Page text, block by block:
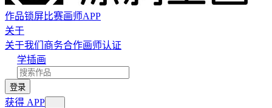
作品锁屏比赛画师APP
关于
关于我们 商务合作画师认证
学插画
登录
获得 APP